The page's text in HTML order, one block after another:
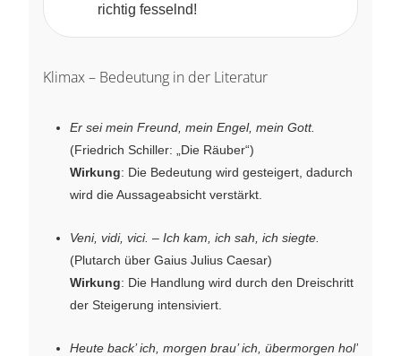
richtig fesselnd!
Klimax – Bedeutung in der Literatur
Er sei mein Freund, mein Engel, mein Gott.
(Friedrich Schiller: „Die Räuber“)
Wirkung: Die Bedeutung wird gesteigert, dadurch
wird die Aussageabsicht verstärkt.
Veni, vidi, vici. – Ich kam, ich sah, ich siegte.
(Plutarch über Gaius Julius Caesar)
Wirkung: Die Handlung wird durch den Dreischritt
der Steigerung intensiviert.
Heute back’ ich, morgen brau’ ich, übermorgen hol’